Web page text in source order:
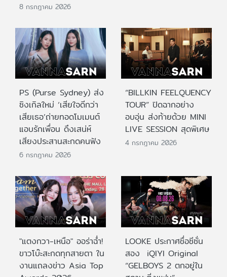
8 กรกฎาคม 2026
PS (Purse Sydney) ส่ง
ซิงเกิลใหม่ ‘เสียใจดีกว่า
เสียเธอ’ถ่ายทอดโมเมนต์
แอบรักเพื่อน ดึงเสน่ห์
เสียงประสานสะกดคนฟัง
6 กรกฎาคม 2026
“BILLKIN FEELQUENCY
TOUR” ปิดฉากอย่าง
อบอุ่น ส่งท้ายด้วย MINI
LIVE SESSION สุดพิเศษ
4 กรกฎาคม 2026
"แตงกวา-เหนือ" ออร่าฉ่ำ!
ขาวโบ๊ะสะกดทุกสายตา ใน
งานแถลงข่าว Asia Top
LOOKE ประกาศชื่อซีซั่น
สอง iQIYI Original
“GELBOYS 2 ตกอยู่ใน